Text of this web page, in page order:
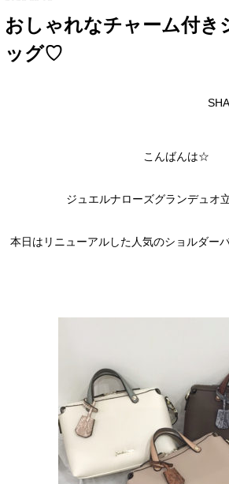
おしゃれなチャーム付き
ッグ♡
こんばんは☆
ジュエルナローズグランデュオ
本日はリニューアルした人気のショルダー